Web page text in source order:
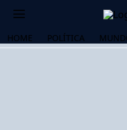
HOME POLÍTICA